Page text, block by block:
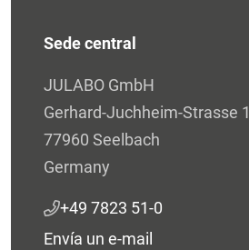
Sede central
JULABO GmbH
Gerhard-Juchheim-Strasse 1
77960 Seelbach
Germany
+49 7823 51-0
Envía un e-mail